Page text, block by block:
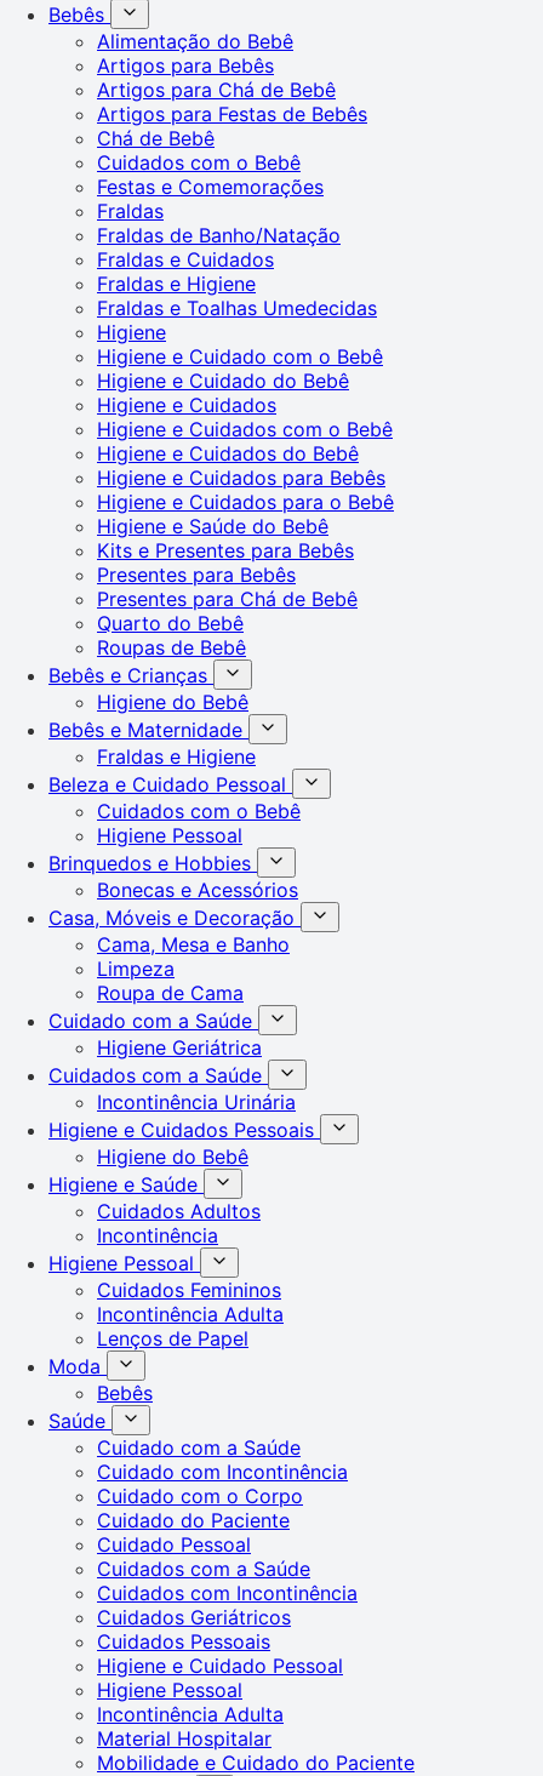
Bebês
Alimentação do Bebê
Artigos para Bebês
Artigos para Chá de Bebê
Artigos para Festas de Bebês
Chá de Bebê
Cuidados com o Bebê
Festas e Comemorações
Fraldas
Fraldas de Banho/Natação
Fraldas e Cuidados
Fraldas e Higiene
Fraldas e Toalhas Umedecidas
Higiene
Higiene e Cuidado com o Bebê
Higiene e Cuidado do Bebê
Higiene e Cuidados
Higiene e Cuidados com o Bebê
Higiene e Cuidados do Bebê
Higiene e Cuidados para Bebês
Higiene e Cuidados para o Bebê
Higiene e Saúde do Bebê
Kits e Presentes para Bebês
Presentes para Bebês
Presentes para Chá de Bebê
Quarto do Bebê
Roupas de Bebê
Bebês e Crianças
Higiene do Bebê
Bebês e Maternidade
Fraldas e Higiene
Beleza e Cuidado Pessoal
Cuidados com o Bebê
Higiene Pessoal
Brinquedos e Hobbies
Bonecas e Acessórios
Casa, Móveis e Decoração
Cama, Mesa e Banho
Limpeza
Roupa de Cama
Cuidado com a Saúde
Higiene Geriátrica
Cuidados com a Saúde
Incontinência Urinária
Higiene e Cuidados Pessoais
Higiene do Bebê
Higiene e Saúde
Cuidados Adultos
Incontinência
Higiene Pessoal
Cuidados Femininos
Incontinência Adulta
Lenços de Papel
Moda
Bebês
Saúde
Cuidado com a Saúde
Cuidado com Incontinência
Cuidado com o Corpo
Cuidado do Paciente
Cuidado Pessoal
Cuidados com a Saúde
Cuidados com Incontinência
Cuidados Geriátricos
Cuidados Pessoais
Higiene e Cuidado Pessoal
Higiene Pessoal
Incontinência Adulta
Material Hospitalar
Mobilidade e Cuidado do Paciente